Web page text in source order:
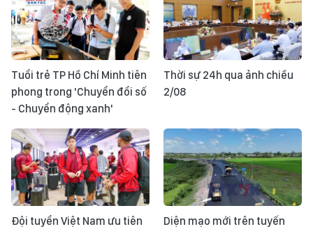
Tuổi trẻ TP Hồ Chí Minh tiên
phong trong 'Chuyển đổi số
- Chuyển động xanh'
Thời sự 24h qua ảnh chiều
2/08
Đội tuyển Việt Nam ưu tiên
Diện mạo mới trên tuyến